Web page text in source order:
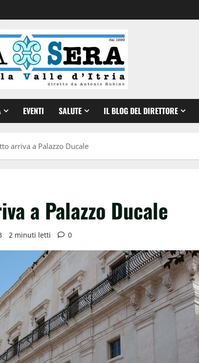
EVENTI SALUTE IL BLOG DEL DIRETTORE
arriva a Palazzo Ducale
a Palazzo Ducale
2 minuti letti 0